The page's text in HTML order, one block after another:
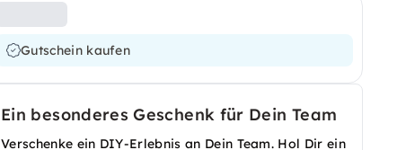
Gutschein kaufen
Ein besonderes Geschenk für Dein Team
Verschenke ein DIY-Erlebnis an Dein Team. Hol Dir ein